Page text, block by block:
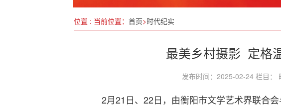
江西宜春:财会监督工作成果显著 助力经济健康发展
我国科学家揭开天体高能电子产生之谜
位置 : 当前位置： 首页>时代纪实
最美乡村摄影 定格
发布时间：2025-02-24 栏目：
2月21日、22日，由衡阳市文学艺术界联合